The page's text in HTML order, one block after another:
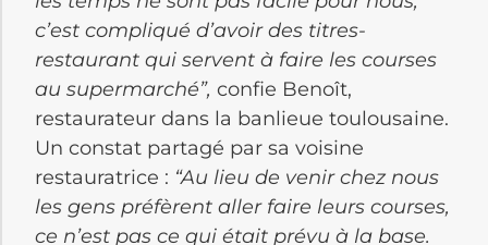
c’est compliqué d’avoir des titres-
restaurant qui servent à faire les courses
au supermarché”, confie Benoît,
restaurateur dans la banlieue toulousaine.
Un constat partagé par sa voisine
restauratrice : “Au lieu de venir chez nous
les gens préfèrent aller faire leurs courses,
ce n’est pas ce qui était prévu à la base.